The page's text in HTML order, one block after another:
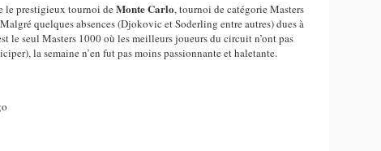
prestigieux tournoi deMonte Carlo, tournoi de catégorie Masters
quelques absences (Djokovic et Soderling entre autres) dues à
le seul Masters 1000 où les meilleurs joueurs du circuit n’ont pas
la semaine n’en fut pas moins passionnante et haletante.